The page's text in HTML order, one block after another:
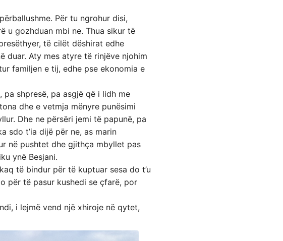
Për tu ngrohur disi,
u gozhduan mbi ne. Thua sikur të
të cilët dëshirat edhe
duar. Aty mes atyre të rinjëve njohim
familjen e tij, edhe pse ekonomia e
shpresë, pa asgjë që i lidh me
dhe e vetmja mënyre punësimi
Dhe ne përsëri jemi të papunë, pa
sdo t’ia dijë për ne, as marin
në pushtet dhe gjithça mbyllet pas
ynë Besjani.
të bindur për të kuptuar sesa do t’u
për të pasur kushedi se çfarë, por
i lejmë vend një xhiroje në qytet,